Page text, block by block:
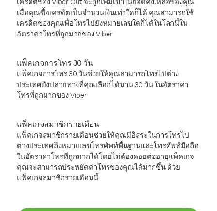
เมื่อคุณซื้อเครดิตเป็นจำนวนเงินเท่าใดก็ได้ คุณสามารถใช้
เครดิตของคุณเพื่อโทรไปยังหมายเลขใดก็ได้ในโลกนี้ใน
อัตราค่าโทรที่ถูกมากของ Viber
แพ็คเกจการโทร 30 วัน
แพ็คเกจการโทร 30 วันช่วยให้คุณสามารถโทรไปต่าง
ประเทศยังปลายทางที่คุณเลือกได้นาน 30 วัน ในอัตราค่า
โทรที่ถูกมากของ Viber
แพ็คเกจสมาชิกรายเดือน
แพ็คเกจสมาชิกรายเดือนช่วยให้คุณมีอิสระในการโทรไป
ต่างประเทศถึงหมายเลขโทรศัพท์พื้นฐานและโทรศัพท์มือถือ
ในอัตราค่าโทรที่ถูกมากได้โดยไม่ต้องคอยต่ออายุแพ็คเกจ
คุณจะสามารถประหยัดค่าโทรของคุณได้มากขึ้น ด้วย
แพ็คเกจสมาชิกรายเดือนนี้